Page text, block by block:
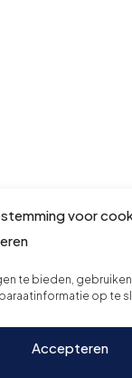
voor
te bieden,
op te
Accepteren